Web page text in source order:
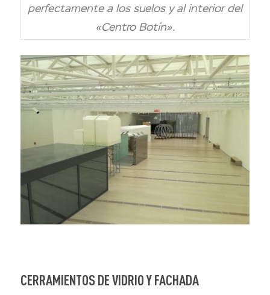
perfectamente a los suelos y al interior del
«Centro Botín».
CERRAMIENTOS DE VIDRIO Y FACHADA